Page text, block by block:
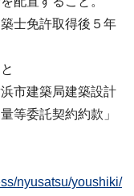
士免許取得後５年
市建築局建築設計
等委託契約約款」
nyusatsu/youshiki/